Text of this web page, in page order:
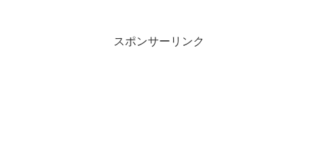
スポンサーリンク